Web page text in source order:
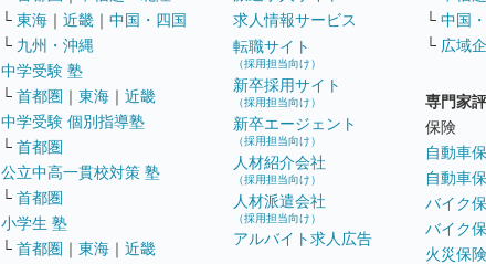
└ 東海 ｜ 近畿 ｜ 中国・四国
└ 九州・沖縄
中学受験 塾
└ 首都圏 ｜ 東海 ｜ 近畿
中学受験 個別指導塾
└ 首都圏
公立中高一貫校対策 塾
└ 首都圏
小学生 塾
└ 首都圏 ｜ 東海 ｜ 近畿
求人情報サービス
転職サイト
（採用担当向け）
新卒採用サイト
（採用担当向け）
新卒エージェント
（採用担当向け）
人材紹介会社
（採用担当向け）
人材派遣会社
（採用担当向け）
アルバイト求人広告
└ 中国
└ 広域
専門家
保険
自動車
自動車
バイク
バイク
火災保険